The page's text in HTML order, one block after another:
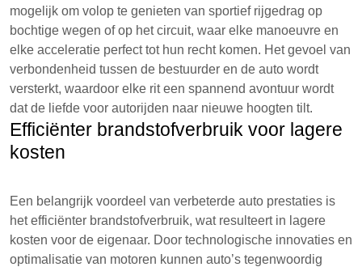
mogelijk om volop te genieten van sportief rijgedrag op
bochtige wegen of op het circuit, waar elke manoeuvre en
elke acceleratie perfect tot hun recht komen. Het gevoel van
verbondenheid tussen de bestuurder en de auto wordt
versterkt, waardoor elke rit een spannend avontuur wordt
dat de liefde voor autorijden naar nieuwe hoogten tilt.
Efficiënter brandstofverbruik voor lagere
kosten
Een belangrijk voordeel van verbeterde auto prestaties is
het efficiënter brandstofverbruik, wat resulteert in lagere
kosten voor de eigenaar. Door technologische innovaties en
optimalisatie van motoren kunnen auto’s tegenwoordig